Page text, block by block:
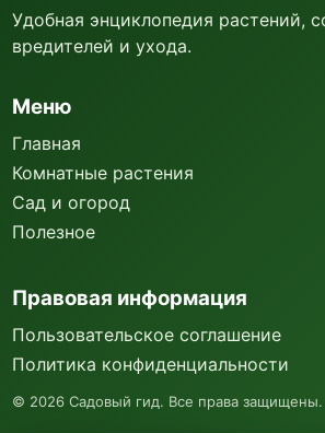
Удобная энциклопедия растений,
вредителей и ухода.
Меню
Главная
Комнатные растения
Сад и огород
Полезное
Правовая информация
Пользовательское соглашение
Политика конфиденциальности
© 2026 Садовый гид. Все права защищены.